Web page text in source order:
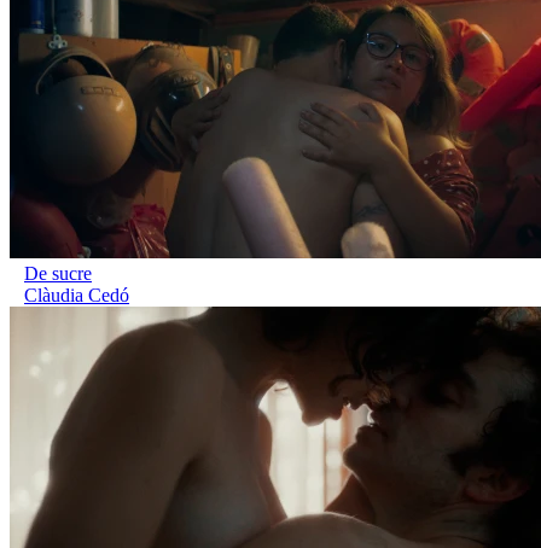
De sucre
Clàudia Cedó